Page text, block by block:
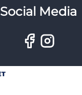
Social Media